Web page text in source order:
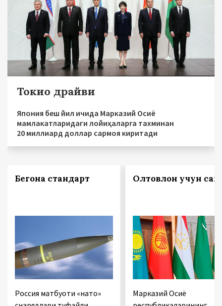
Токио драйви
Япония беш йил ичида Марказий Осиё
мамлакатларидаги лойиҳаларга тахминан
20 миллиард доллар сармоя киритади
Бегона стандарт
Россия матбуоти «нато»
Олтовлон учун
Марказий Осиё